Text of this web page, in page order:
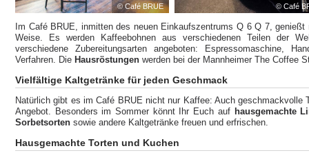
© Café BRUE © Café
Im Café BRUE, inmitten des neuen Einkaufszentrums Q 6 Q 7, genießt
Weise. Es werden Kaffeebohnen aus verschiedenen Teilen der
verschiedene Zubereitungsarten angeboten: Espressomaschine,
Verfahren. Die Hausröstungen werden bei der Mannheimer The Coffee
Vielfältige Kaltgetränke für jeden Geschmack
Natürlich gibt es im Café BRUE nicht nur Kaffee: Auch geschmackvolle
Angebot. Besonders im Sommer könnt Ihr Euch auf hausgemachte
Sorbetsorten sowie andere Kaltgetränke freuen und erfrischen.
Hausgemachte Torten und Kuchen